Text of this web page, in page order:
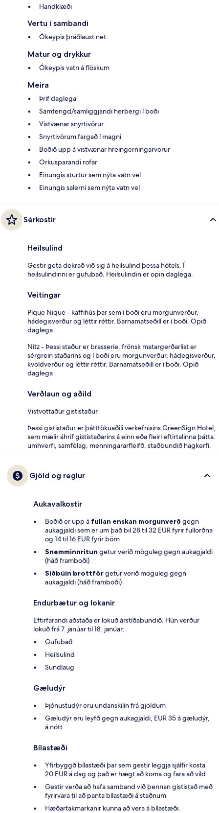
Handklæði
Vertu í sambandi
Ókeypis þráðlaust net
Matur og drykkur
Ókeypis vatn á flöskum
Meira
Þrif daglega
Samtengd/samliggjandi herbergi í boði
Vistvænar snyrtivörur
Snyrtivörum fargað í magni
Boðið upp á vistvænar hreingerningarvörur
Orkusparandi rofar
Einungis sturtur sem nýta vatn vel
Einungis salerni sem nýta vatn vel
Sérkostir
Heilsulind
Gestir geta dekrað við sig á heilsulind þessa hótels. Í
heilsulindinni er gufubað. Heilsulindin er opin daglega.
Veitingar
Pique Nique - kaffihús þar sem í boði eru morgunverður,
hádegisverður og léttir réttir. Barnamatseðill er í boði. Opið
daglega
Nitz - Þessi staður er brasserie, frönsk matargerðarlist er
sérgrein staðarins og í boði eru morgunverður, hádegisverður,
kvöldverður og léttir réttir. Barnamatseðill er í boði. Opið
daglega
Verðlaun og aðild
Vistvottaður gististaður
Þessi gististaður er þátttökuaðili verkefnisins GreenSign Hotel,
sem mælir áhrif gististaðarins á einn eða fleiri eftirtalinna þátta:
umhverfi, samfélag, menningararfleifð, staðbundið hagkerfi.
Gjöld og reglur
Aukavalkostir
Boðið er upp á fullan enskan morgunverð gegn
aukagjaldi sem er um það bil 28 til 32 EUR fyrir fullorðna
og 14 til 16 EUR fyrir börn
Snemminnritun getur verið möguleg gegn aukagjaldi
(háð framboði)
Síðbúin brottförgetur verið möguleg gegn
aukagjaldi (háð framboði)
Endurbætur og lokanir
Eftirfarandi aðstaða er lokuð árstíðabundið. Hún verður
lokuð frá 7. janúar til 18. janúar:
Gufubað
Heilsulind
Sundlaug
Gæludýr
Þjónustudýr eru undanskilin frá gjöldum
Gæludýr eru leyfð gegn aukagjaldi, EUR 35 á gæludýr,
á nótt
Bílastæði
Yfirbyggð bílastæði þar sem gestir leggja sjálfir kosta
20 EUR á dag og það er hægt að koma og fara að vild
Gestir verða að hafa samband við þennan gististað með
fyrirvara til að panta bílastæði á staðnum
Hæðartakmarkanir kunna að vera á bílastæði.